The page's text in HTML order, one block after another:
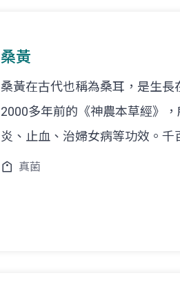
桑黃
桑黃在古代也稱為桑耳，是生
2000多年前的《神農本草經》
炎、止血、治婦女病等功效。千
真菌